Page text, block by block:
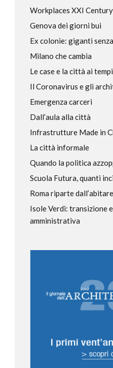
Workplaces XXI Century
Genova dei giorni bui
Ex colonie: giganti
Milano che cambia
Le case e la città ai
Il Coronavirus e gli
Emergenza carceri
Dall’aula alla città
Infrastrutture Made in
La città informale
Quando la politica
Scuola Futura, quanti
Roma riparte dall’abitare
Isole Verdi: transizione
amministrativa